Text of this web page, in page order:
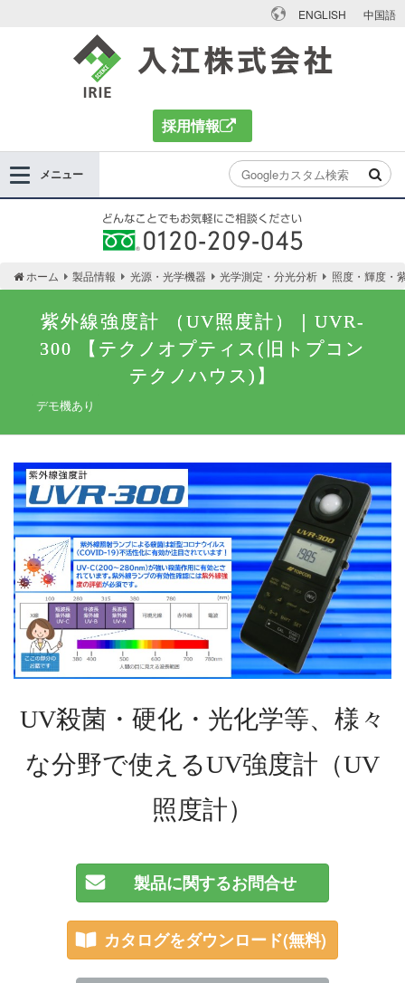
入江株式会社
採用情報
209-045
ENGLISH 中国語
メニュー
ホーム 製品情報 光源・光学機器 光学測定・分光分析 照度・輝度・
紫外線強度計 （UV照度計）｜UVR-
300 【テクノオプティス(旧トプコン
テクノハウス)】
デモ機あり
UV殺菌・硬化・光化学等、様々
な分野で使えるUV強度計（UV
照度計）
製品に関するお問合せ
カタログをダウンロード(無料)